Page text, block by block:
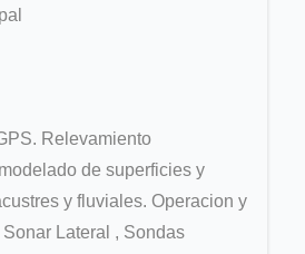
Relevamiento
de superficies y
y fluviales. Operacion y
Lateral , Sondas